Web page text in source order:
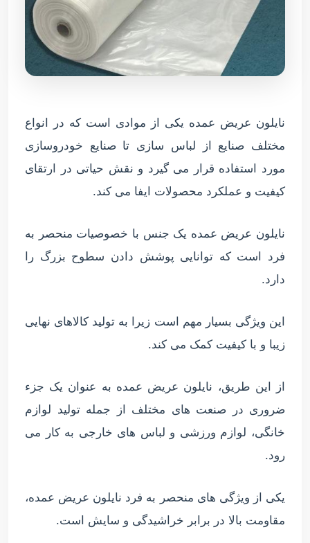
نایلون عریض عمده یکی از موادی است که در انواع
مختلف صنایع از لباس سازی تا صنایع خودروسازی
مورد استفاده قرار می گیرد و نقش حیاتی در ارتقای
کیفیت و عملکرد محصولات ایفا می کند.
نایلون عریض عمده یک جنس با خصوصیات منحصر به
فرد است که توانایی پوشش دادن سطوح بزرگ را
دارد.
این ویژگی بسیار مهم است زیرا به تولید کالاهای نهایی
زیبا و با کیفیت کمک می کند.
از این طریق، نایلون عریض عمده به عنوان یک جزء
ضروری در صنعت های مختلف از جمله تولید لوازم
خانگی، لوازم ورزشی و لباس های خارجی به کار می
رود.
یکی از ویژگی های منحصر به فرد نایلون عریض عمده،
مقاومت بالا در برابر خراشیدگی و سایش است.